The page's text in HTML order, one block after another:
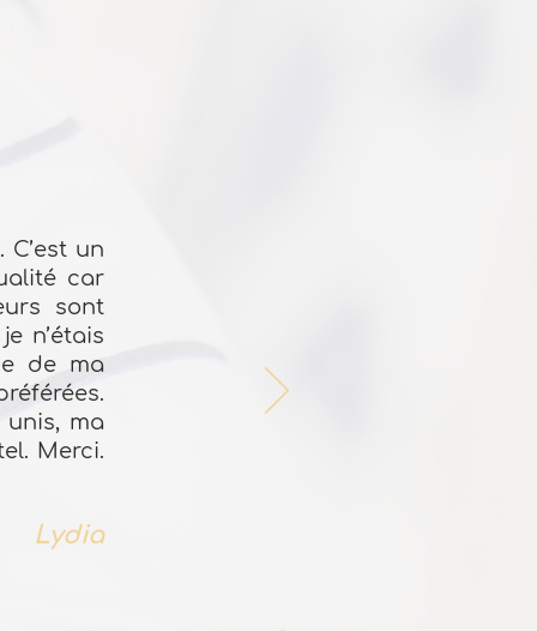
un
car
sont
n’étais
de ma
ma
Merci.
Lydia